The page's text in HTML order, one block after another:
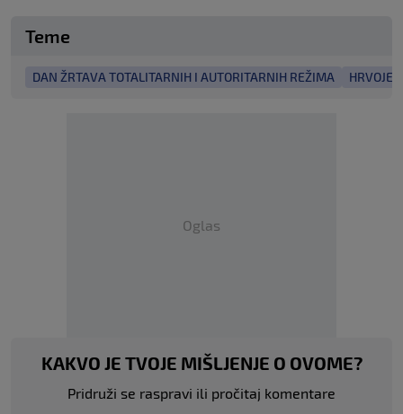
Teme
DAN ŽRTAVA TOTALITARNIH I AUTORITARNIH REŽIMA HRVOJE
Oglas
KAKVO JE TVOJE MIŠLJENJE O OVOME?
Pridruži se raspravi ili pročitaj komentare